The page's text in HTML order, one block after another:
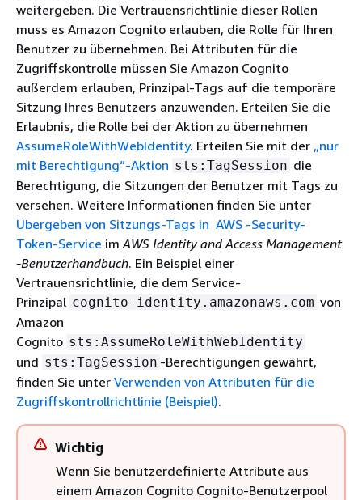
weitergeben. Die Vertrauensrichtlinie dieser Rollen
muss es Amazon Cognito erlauben, die Rolle für Ihren
Benutzer zu übernehmen. Bei Attributen für die
Zugriffskontrolle müssen Sie Amazon Cognito
außerdem erlauben, Prinzipal-Tags auf die temporäre
Sitzung Ihres Benutzers anzuwenden. Erteilen Sie die
Erlaubnis, die Rolle bei der Aktion zu übernehmen
AssumeRoleWithWebIdentity. Erteilen Sie mit der „nur
mit Berechtigung“-Aktion sts:TagSession die
Berechtigung, die Sitzungen der Benutzer mit Tags zu
versehen. Weitere Informationen finden Sie unter
Übergeben von Sitzungs-Tags in AWS -Security-
Token-Service im AWS Identity and Access Management
-Benutzerhandbuch. Ein Beispiel einer
Vertrauensrichtlinie, die dem Service-
Prinzipal cognito-identity.amazonaws.com von
Amazon
Cognito sts:AssumeRoleWithWebIdentity
und sts:TagSession -Berechtigungen gewährt,
finden Sie unter Verwenden von Attributen für die
Zugriffskontrollrichtlinie (Beispiel).
Wichtig
Wenn Sie benutzerdefinierte Attribute aus
einem Amazon Cognito Cognito-Benutzerpool